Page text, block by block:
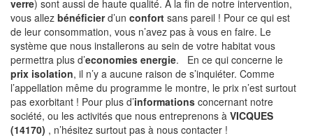
verre) sont aussi de haute qualité. À la fin de notre intervention,
vous allez bénéficierd’un confort sans pareil ! Pour ce qui est
de leur consommation, vous n’avez pas à vous en faire. Le
système que nous installerons au sein de votre habitat vous
permettra plus d’economies energie. En ce qui concerne le
prix isolation, il n’y a aucune raison de s’inquiéter. Comme
l’appellation même du programme le montre, le prix n’est surtout
pas exorbitant ! Pour plus d’informations concernant notre
société, ou les activités que nous entreprenons à VICQUES
(14170) , n’hésitez surtout pas à nous contacter !